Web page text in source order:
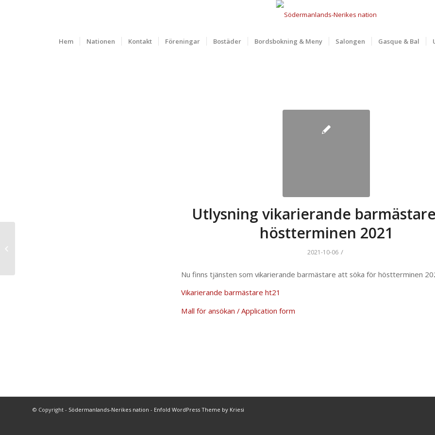
Hem Nationen Kontakt Föreningar Bostäder Bordsbokning & Meny Salongen Gasque & Bal
Utlysning vikarierande
höstterminen 2021
2021-10-06 /
Nu finns tjänsten som vikarierande barmästare att söka för höstterminen
Vikarierande barmästare ht21
Mall för ansökan / Application form
© Copyright - Södermanlands-Nerikes nation - Enfold WordPress Theme by Kriesi